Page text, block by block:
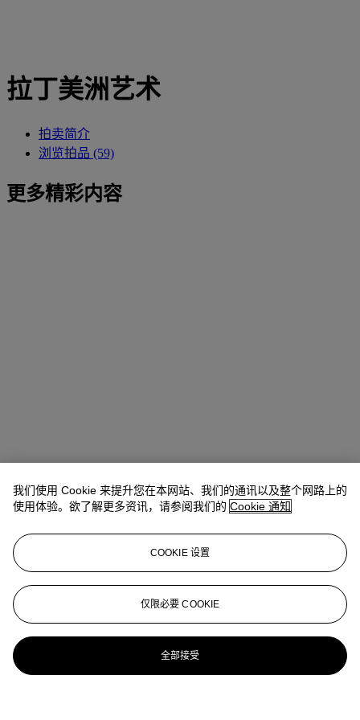
拉丁美洲艺术
拍卖简介
浏览拍品 (59)
更多精彩内容
我们使用 Cookie 来提升您在本网站、我们的通讯以及整个网路上的
使用体验。欲了解更多资讯，请参阅我们的 Cookie 通知
COOKIE 设置
仅限必要 COOKIE
全部接受